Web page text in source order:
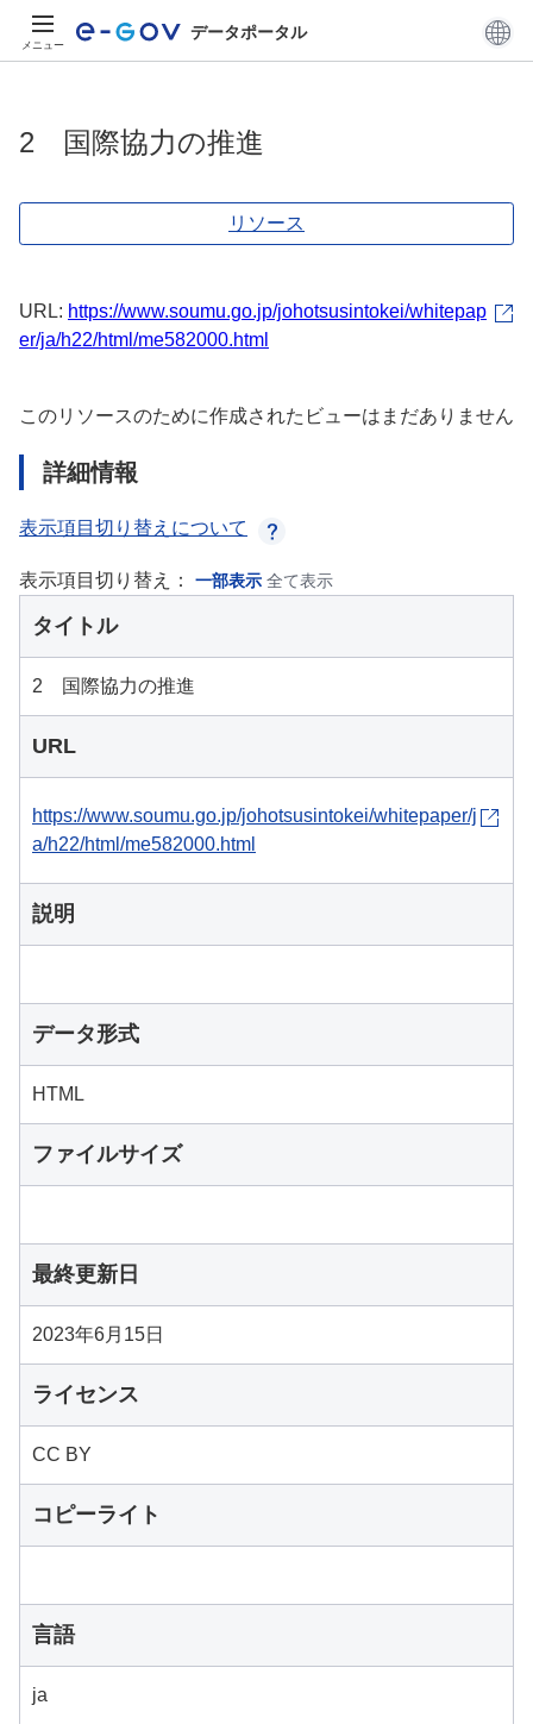
メニュー
データポータル
2 国際協力の推進
リソース
URL: https://www.soumu.go.jp/johotsusintokei/whitepap
er/ja/h22/html/me582000.html
このリソースのために作成されたビューはまだありません
詳細情報
表示項目切り替えについて
表示項目切り替え： 一部表示 全て表示
タイトル
2 国際協力の推進
URL
https://www.soumu.go.jp/johotsusintokei/whitepaper/j
a/h22/html/me582000.html
説明
データ形式
HTML
ファイルサイズ
最終更新日
2023年6月15日
ライセンス
CC BY
コピーライト
言語
ja